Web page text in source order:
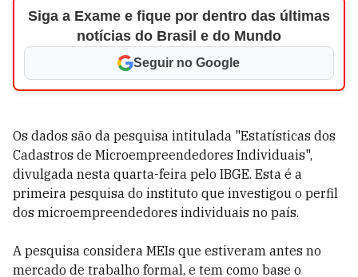
Siga a Exame e fique por dentro das últimas
notícias do Brasil e do Mundo
Seguir no Google
Os dados são da pesquisa intitulada "Estatísticas dos
Cadastros de Microempreendedores Individuais",
divulgada nesta quarta-feira pelo IBGE. Esta é a
primeira pesquisa do instituto que investigou o perfil
dos microempreendedores individuais no país.
A pesquisa considera MEIs que estiveram antes no
mercado de trabalho formal, e tem como base o